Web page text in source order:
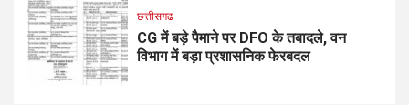
छत्तीसगढ
CG में बड़े पैमाने पर DFO के तबादले, वन
विभाग में बड़ा प्रशासनिक फेरबदल